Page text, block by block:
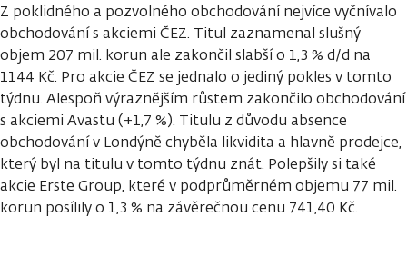
Z poklidného a pozvolného obchodování nejvíce vyčnívalo
obchodování s akciemi ČEZ. Titul zaznamenal slušný
objem 207 mil. korun ale zakončil slabší o 1,3 % d/d na
1144 Kč. Pro akcie ČEZ se jednalo o jediný pokles v tomto
týdnu. Alespoň výraznějším růstem zakončilo obchodování
s akciemi Avastu (+1,7 %). Titulu z důvodu absence
obchodování v Londýně chyběla likvidita a hlavně prodejce,
který byl na titulu v tomto týdnu znát. Polepšily si také
akcie Erste Group, které v podprůměrném objemu 77 mil.
korun posílily o 1,3 % na závěrečnou cenu 741,40 Kč.